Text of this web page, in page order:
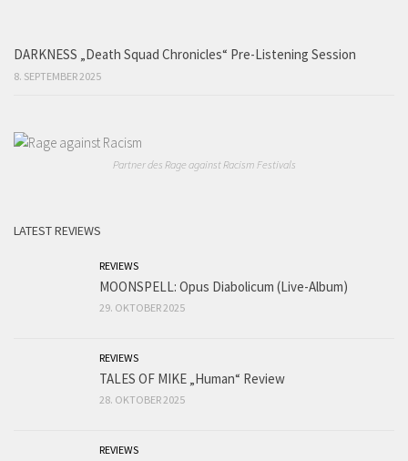
DARKNESS „Death Squad Chronicles“ Pre-Listening Session
8. SEPTEMBER 2025
Partner des Rage against Racism Festivals
LATEST REVIEWS
REVIEWS
MOONSPELL: Opus Diabolicum (Live-Album)
29. OKTOBER 2025
REVIEWS
TALES OF MIKE „Human“ Review
28. OKTOBER 2025
REVIEWS